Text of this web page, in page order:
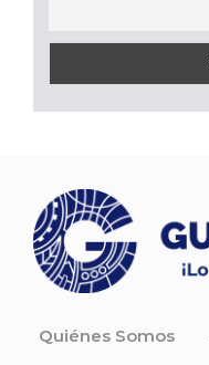
Quiénes Somos